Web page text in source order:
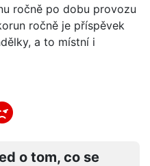
ročně po dobu provozu
ročně je příspěvek
a to místní i
o tom, co se